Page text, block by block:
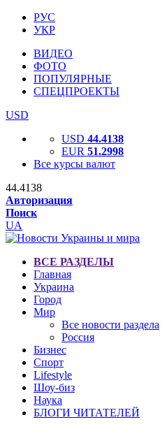
РУС
УКР
ВИДЕО
ФОТО
ПОПУЛЯРНЫЕ
СПЕЦПРОЕКТЫ
USD
USD 44.4138
EUR 51.2998
Все курсы валют
44.4138
Авторизация
Поиск
UA
ВСЕ РАЗДЕЛЫ
Главная
Украина
Город
Мир
Все новости раздела
Россия
Бизнес
Спорт
Lifestyle
Шоу-биз
Наука
БЛОГИ ЧИТАТЕЛЕЙ